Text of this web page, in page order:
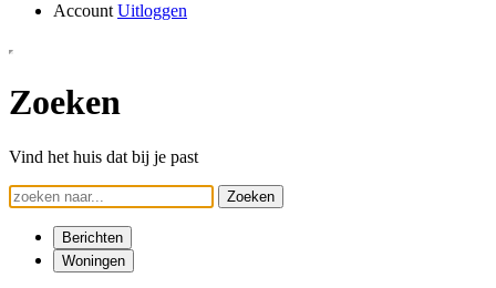
Account Uitloggen
Zoeken
Vind het huis dat bij je past
Zoeken
Berichten
Woningen